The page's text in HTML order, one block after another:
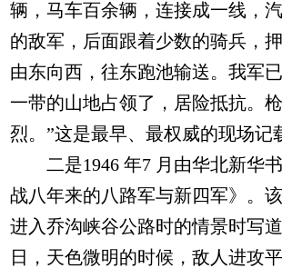
辆，马车百余辆，连接成一线，
的敌军，后面跟着少数的骑兵，
由东向西，往东跑池输送。我军
一带的山地占领了，居险抵抗。
烈。”这是最早、最权威的现场记
二是1946 年7 月由华北新华
战八年来的八路军与新四军》。
进入乔沟峡谷公路时的情景时写
日，天色微明的时候，敌人进攻